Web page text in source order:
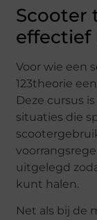
Scooter
effectief
Voor wie een
123theorie
Deze cursus
situaties die
uitgelegd
kunt halen.
Net als bij de